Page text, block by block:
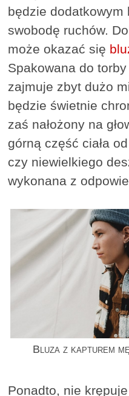
będzie dodatkowym
swobodę ruchów.
może okazać się
Spakowana do
zajmuje zbyt dużo
będzie świetnie
zaś nałożony na
górną część ciała
czy niewielkiego
wykonana z
Bluza z kapturem
Ponadto, nie